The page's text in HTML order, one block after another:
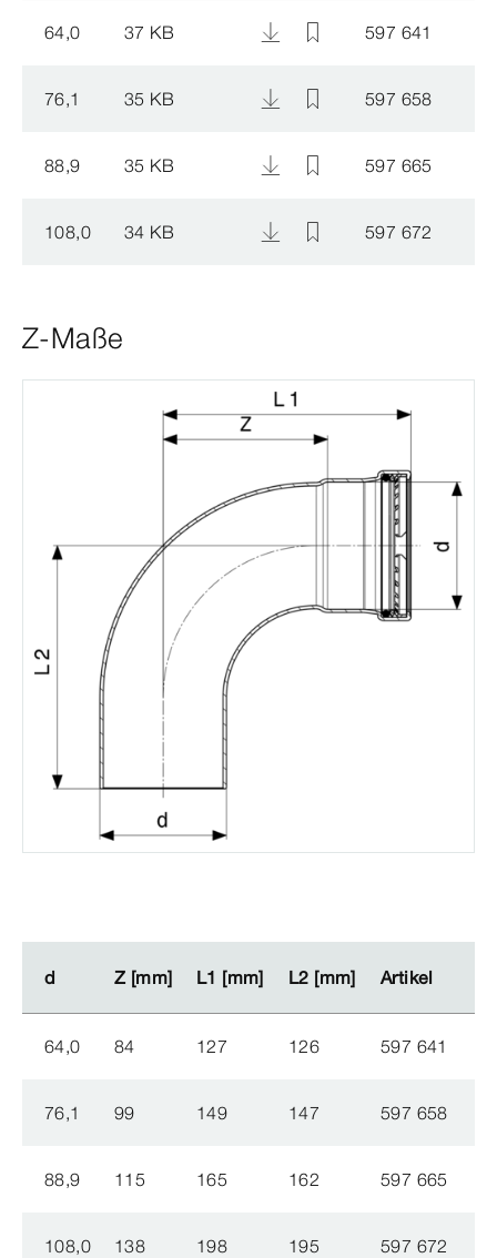
64,0 37 KB 597 641
76,1 35 KB 597 658
88,9 35 KB 597 665
108,0 34 KB 597 672
Z-Maße
d Z [mm] L1 [mm] L2 [mm] Artikel
d Z [mm] L1 [mm] L2 [mm] Artikel
64,0 84 127 126 597 641
76,1 99 149 147 597 658
88,9 115 165 162 597 665
108,0 138 198 195 597 672